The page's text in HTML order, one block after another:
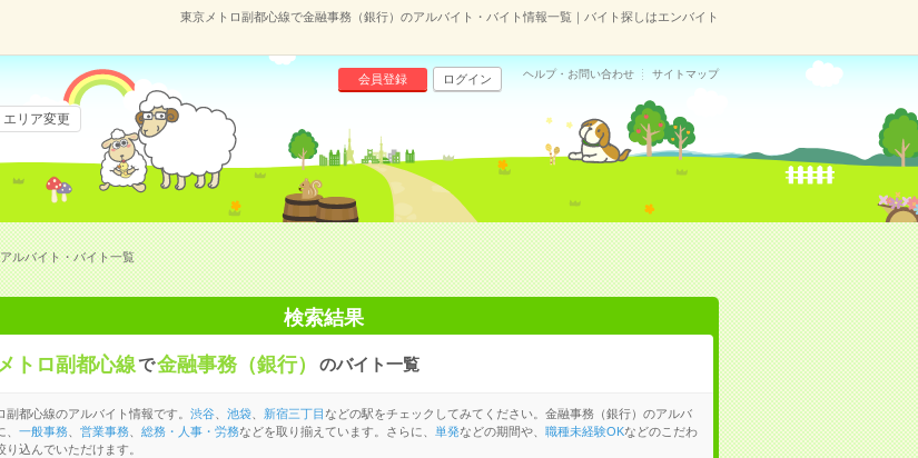
東京メトロ副都心線で金融事務（銀行）のアルバイト・バイト情報一覧｜バイト探しはエンバイト
会員登録 ログイン ヘルプ・お問い合わせ サイトマップ
エリア変更
ルバイト・バイト一覧
検索結果
トロ副都心線で金融事務（銀行） のバイト一覧
副都心線のアルバイト情報です。 渋谷、 池袋、 新宿三丁目などの駅をチェックしてみてください。金融事務（銀行）のアルバ
一般事務、 営業事務、 総務・人事・労務などを取り揃えています。さらに、 単発などの期間や、 職種未経験OKなどのこだわ
り込んでいただけます。